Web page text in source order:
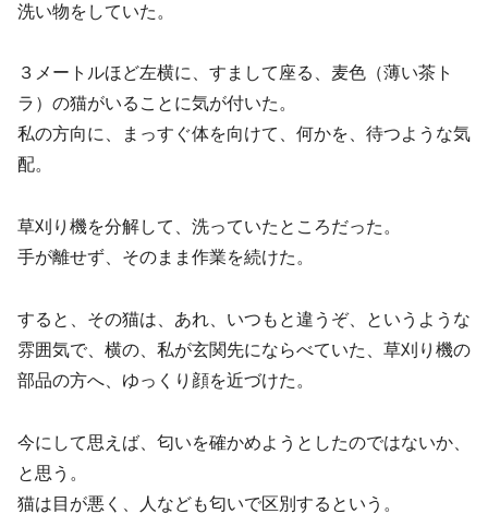
洗い物をしていた。
３メートルほど左横に、すまして座る、麦色（薄い茶ト
ラ）の猫がいることに気が付いた。
私の方向に、まっすぐ体を向けて、何かを、待つような気
配。
草刈り機を分解して、洗っていたところだった。
手が離せず、そのまま作業を続けた。
すると、その猫は、あれ、いつもと違うぞ、というような
雰囲気で、横の、私が玄関先にならべていた、草刈り機の
部品の方へ、ゆっくり顔を近づけた。
今にして思えば、匂いを確かめようとしたのではないか、
と思う。
猫は目が悪く、人なども匂いで区別するという。